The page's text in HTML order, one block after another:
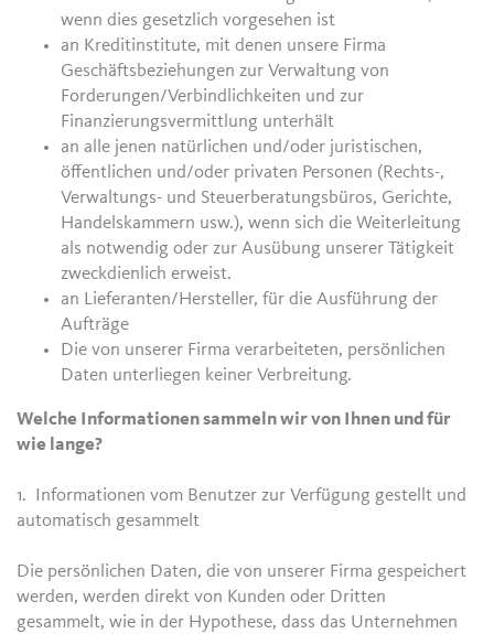
wenn dies gesetzlich vorgesehen ist
an Kreditinstitute, mit denen unsere Firma
Geschäftsbeziehungen zur Verwaltung von
Forderungen/Verbindlichkeiten und zur
Finanzierungsvermittlung unterhält
an alle jenen natürlichen und/oder juristischen,
öffentlichen und/oder privaten Personen (Rechts-,
Verwaltungs- und Steuerberatungsbüros, Gerichte,
Handelskammern usw.), wenn sich die Weiterleitung
als notwendig oder zur Ausübung unserer Tätigkeit
zweckdienlich erweist.
an Lieferanten/Hersteller, für die Ausführung der
Aufträge
Die von unserer Firma verarbeiteten, persönlichen
Daten unterliegen keiner Verbreitung.
Welche Informationen sammeln wir von Ihnen und für
wie lange?
1. Informationen vom Benutzer zur Verfügung gestellt und
automatisch gesammelt
Die persönlichen Daten, die von unserer Firma gespeichert
werden, werden direkt von Kunden oder Dritten
gesammelt, wie in der Hypothese, dass das Unternehmen